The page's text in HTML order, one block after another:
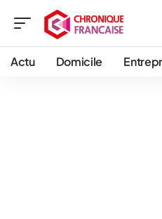
Actu Domicile